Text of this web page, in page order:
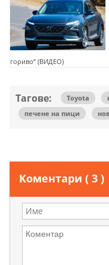
гориво“ (ВИДЕО)
Тагове: Toyota
печене на пици
Коментари ( 3 )